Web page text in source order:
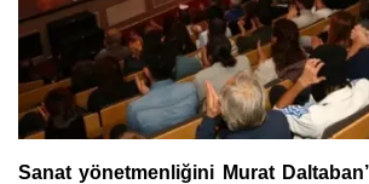
Sanat yönetmenliğini Murat